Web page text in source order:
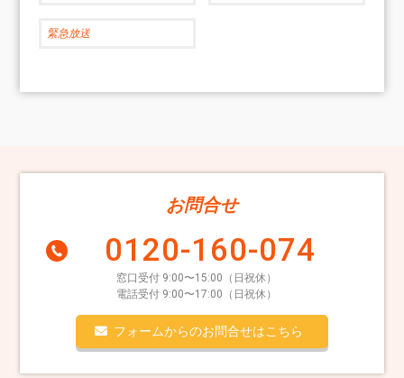
緊急放送
お問合せ
0120-160-074
窓口受付 9:00〜15:00（日祝休）
電話受付 9:00〜17:00（日祝休）
フォームからのお問合せはこちら